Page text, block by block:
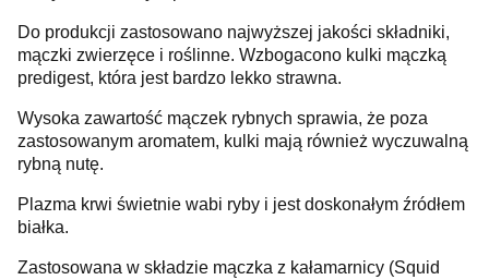
Do produkcji zastosowano najwyższej jakości składniki,
mączki zwierzęce i roślinne. Wzbogacono kulki mączką
predigest, która jest bardzo lekko strawna.
Wysoka zawartość mączek rybnych sprawia, że poza
zastosowanym aromatem, kulki mają również wyczuwalną
rybną nutę.
Plazma krwi świetnie wabi ryby i jest doskonałym źródłem
białka.
Zastosowana w składzie mączka z kałamarnicy (Squid